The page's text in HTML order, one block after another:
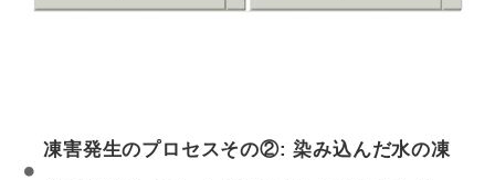
凍害発生のプロセスその②: 染み込んだ水の凍